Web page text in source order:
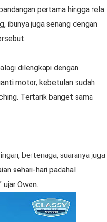
pertama hingga rela
ibunya juga senang dengan
dilengkapi dengan
motor, kebetulan sudah
Tertarik banget sama
bertenaga, suaranya juga
sehari-hari padahal
Owen.